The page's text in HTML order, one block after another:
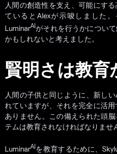
人間の創造性を支え、可能にす
ているとAlexが示唆しました
LuminarAI がそれを行うかについ
かもしれないと考えました。
賢明さは教育
人間の子供と同じように、新し
れていますが、それを完全に活
ありません。この備えられた頭
テムは教育されなければなりませ
LuminarAI を教育するために、